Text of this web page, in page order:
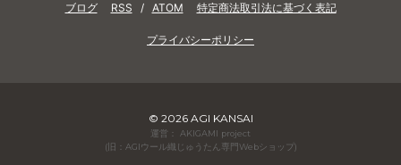
ブログ RSS / ATOM 特定商法取引法に基づく表記
プライバシーポリシー
© 2026 AGI KANSAI
運営： AKIGAMI project
(旧：AGIウール織じゅうたん専門Webショップ)